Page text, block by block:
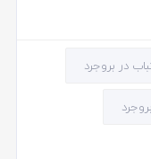
در بروجرد